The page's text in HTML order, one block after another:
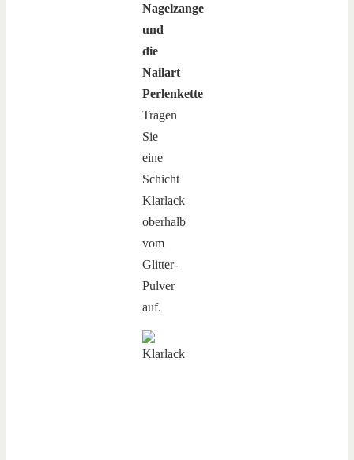
Nagelzange
und
die
Nailart
Perlenkette
Tragen
Sie
eine
Schicht
Klarlack
oberhalb
vom
Glitter-
Pulver
auf.